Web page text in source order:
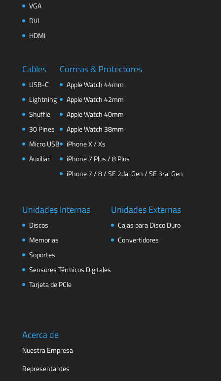
VGA
DVI
HDMI
Cables
USB-C
Lightning
Shuffle
30 Pines
Micro USB
Auxiliar
Correas & Protectores
Apple Watch 44mm
Apple Watch 42mm
Apple Watch 40mm
Apple Watch 38mm
iPhone X / Xs
iPhone 7 Plus / 8 Plus
iPhone 7 / 8 / SE 2da. Gen / SE 3ra. Gen
Unidades Internas
Discos
Memorias
Soportes
Sensores Térmicos Digitales
Tarjeta de PCIe
Unidades Externas
Cajas para Disco Duro
Convertidores
Acerca de
Nuestra Empresa
Representantes